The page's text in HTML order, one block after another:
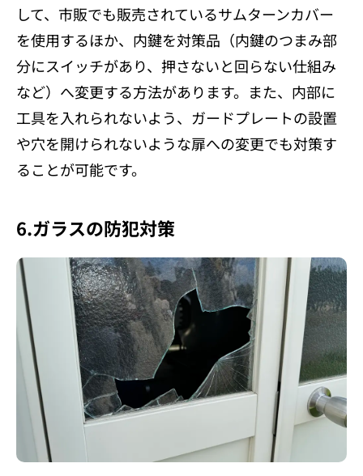
して、市販でも販売されているサムターンカバー
を使用するほか、内鍵を対策品（内鍵のつまみ部
分にスイッチがあり、押さないと回らない仕組み
など）へ変更する方法があります。また、内部に
工具を入れられないよう、ガードプレートの設置
や穴を開けられないような扉への変更でも対策す
ることが可能です。
6.ガラスの防犯対策